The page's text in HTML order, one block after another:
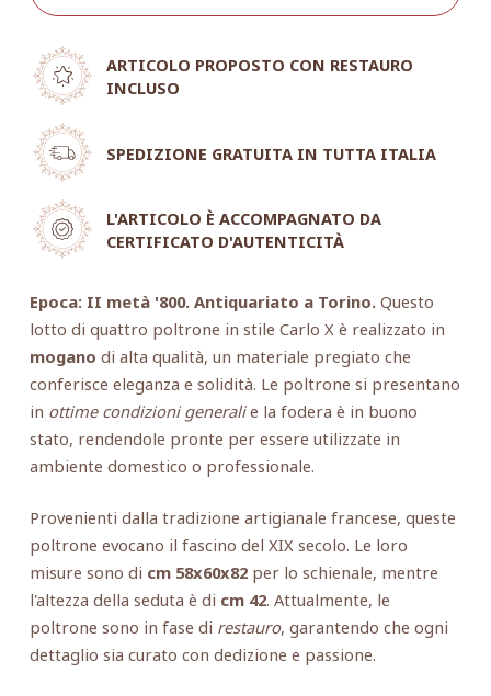
ARTICOLO PROPOSTO CON RESTAURO
INCLUSO
SPEDIZIONE GRATUITA IN TUTTA ITALIA
L'ARTICOLO È ACCOMPAGNATO DA
CERTIFICATO D'AUTENTICITÀ
Epoca: II metà '800. Antiquariato a Torino.Questo
lotto di quattro poltrone in stile Carlo X è realizzato in
mogano di alta qualità, un materiale pregiato che
conferisce eleganza e solidità. Le poltrone si presentano
in ottime condizioni generalie la fodera è in buono
stato, rendendole pronte per essere utilizzate in
ambiente domestico o professionale.
Provenienti dalla tradizione artigianale francese, queste
poltrone evocano il fascino del XIX secolo. Le loro
misure sono di cm 58x60x82per lo schienale, mentre
l'altezza della seduta è di cm 42. Attualmente, le
poltrone sono in fase di restauro, garantendo che ogni
dettaglio sia curato con dedizione e passione.